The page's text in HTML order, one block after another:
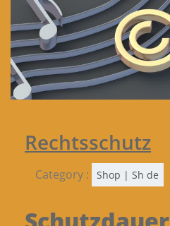
Rechtsschutz
Category : Shop | Sh de